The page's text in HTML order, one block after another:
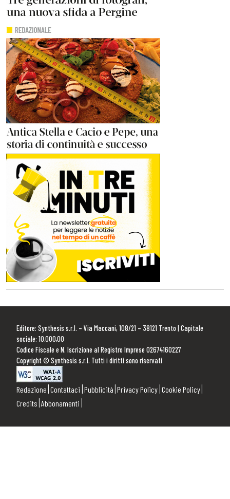
Editore: Synthesis s.r.l. – Via Maccani, 108/21 – 38121 Trento | Capitale
sociale: 10.000,00
Codice Fiscale e N. Iscrizione al Registro Imprese 02674160227
Copyright © Synthesis s.r.l. Tutti i diritti sono riservati
Redazione Contattaci Pubblicità Privacy Policy Cookie Policy
Credits Abbonamenti